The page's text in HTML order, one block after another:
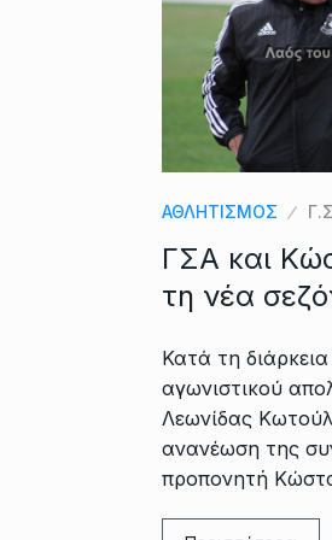
ΑΘΛΗΤΙΣΜΟΣ
ΓΣΑ και
τη νέα
Κατά τη
αγωνιστικού
Λεωνίδας
ανανέωση της
προπονητή